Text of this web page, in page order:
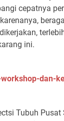
cepatnya
ini.
dan-
Tubuh Pusat